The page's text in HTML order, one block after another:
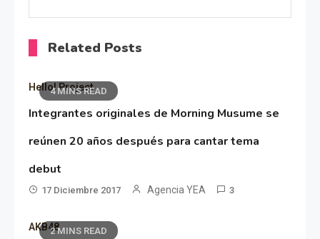
Related Posts
4 MINS READ
Hello! Project
Integrantes originales de Morning Musume se
reúnen 20 años después para cantar tema
debut
17 Diciembre 2017 Agencia YEA 3
2 MINS READ
AKB48